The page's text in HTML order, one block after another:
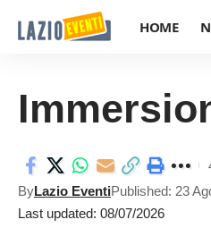
HOME
Last updated: 08/07/2026
ByLazio EventiPublished: 23